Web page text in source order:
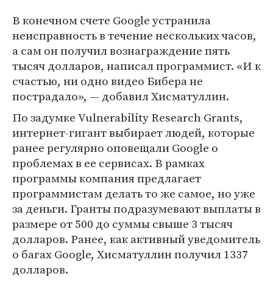
В конечном счете Google устранила
неисправность в течение нескольких часов,
а сам он получил вознаграждение пять
тысяч долларов, написал программист. «И к
счастью, ни одно видео Бибера не
пострадало», — добавил Хисматуллин.
По задумке Vulnerability Research Grants,
интернет-гигант выбирает людей, которые
ранее регулярно оповещали Google о
проблемах в ее сервисах. В рамках
программы компания предлагает
программистам делать то же самое, но уже
за деньги. Гранты подразумевают выплаты в
размере от 500 до суммы свыше 3 тысяч
долларов. Ранее, как активный уведомитель
о багах Google, Хисматуллин получил 1337
долларов.